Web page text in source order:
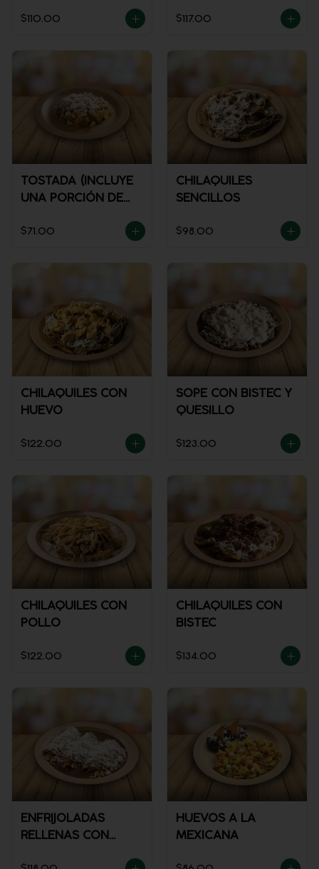
$110.00 $117.00
TOSTADA (INCLUYE
UNA PORCIÓN DE
$71.00
CHILAQUILES
SENCILLOS
$98.00
CHILAQUILES CON
HUEVO
$122.00
SOPE CON BISTEC Y
QUESILLO
$123.00
CHILAQUILES CON
POLLO
$122.00
CHILAQUILES CON
BISTEC
$134.00
ENFRIJOLADAS
RELLENAS CON
HUEVOS A LA
MEXICANA